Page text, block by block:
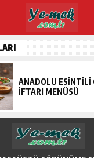
ANADOLU ESINTILI
İFTARI MENÜSÜ